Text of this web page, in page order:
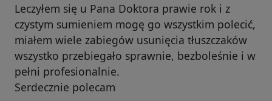
Leczyłem się u Pana Doktora prawie rok i z
czystym sumieniem mogę go wszystkim polecić,
miałem wiele zabiegów usunięcia tłuszczaków
wszystko przebiegało sprawnie, bezboleśnie i w
pełni profesionalnie.
Serdecznie polecam